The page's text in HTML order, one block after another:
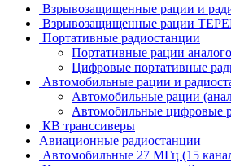
Взрывозащищенные рации и
Взрывозащищенные рации
Портативные радиостанции
Портативные рации
Цифровые портативные
Автомобильные рации и
Автомобильные рации
Автомобильные цифровые
КВ транссиверы
Авиационные радиостанции
Автомобильные 27 МГц (15